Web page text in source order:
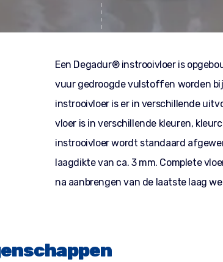
Een Degadur® instrooivloer is
vuur gedroogde vulstoffen worden
instrooivloer is er in verschillende
vloer is in verschillende kleuren,
instrooivloer wordt standaard
laagdikte van ca. 3 mm. Complete
na aanbrengen van de laatste laag